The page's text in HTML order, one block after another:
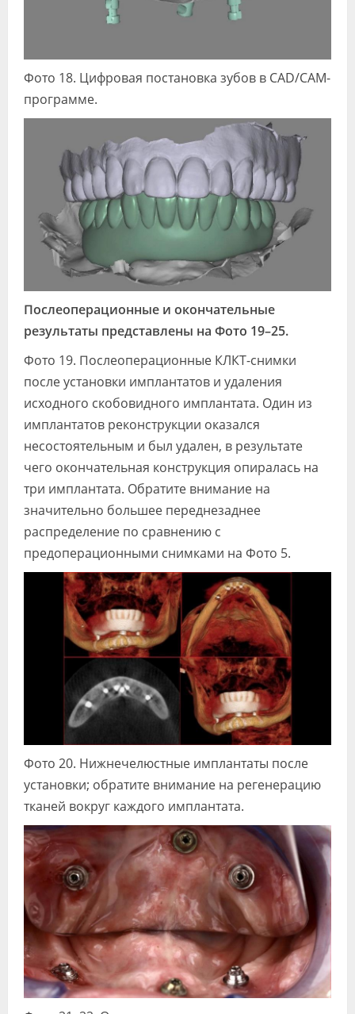
Фото 18. Цифровая постановка зубов в CAD/CAM-
программе.
Послеоперационные и окончательные
результаты представлены на Фото 19–25.
Фото 19. Послеоперационные КЛКТ-снимки
после установки имплантатов и удаления
исходного скобовидного имплантата. Один из
имплантатов реконструкции оказался
несостоятельным и был удален, в результате
чего окончательная конструкция опиралась на
три имплантата. Обратите внимание на
значительно большее переднезаднее
распределение по сравнению с
предоперационными снимками на Фото 5.
Фото 20. Нижнечелюстные имплантаты после
установки; обратите внимание на регенерацию
тканей вокруг каждого имплантата.